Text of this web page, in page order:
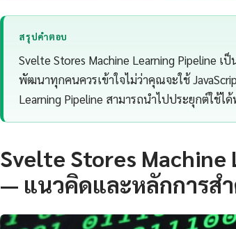
สรุปคำตอบ
Svelte Stores Machine Learning Pipeline
พัฒนาทุกคนควรเข้าใจไม่ว่าคุณจะใช้
Learning Pipeline สามารถนำไปประยุกต์ใช้ไ
Svelte Stores Machine
— แนวคิดและหลักการส